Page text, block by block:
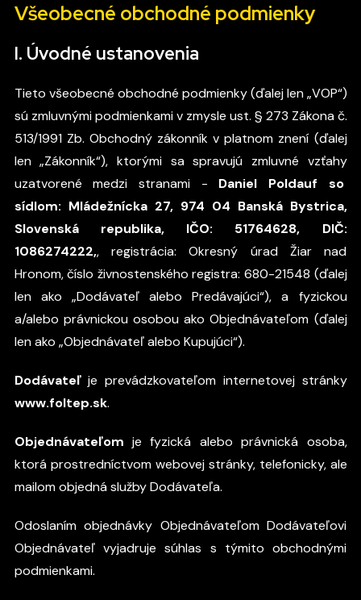
Všeobecné obchodné podmienky
I. Úvodné ustanovenia
Tieto všeobecné obchodné podmienky (ďalej len „VOP“)
sú zmluvnými podmienkami v zmysle ust. § 273 Zákona č.
513/1991 Zb. Obchodný zákonník v platnom znení (ďalej
len „Zákonník“), ktorými sa spravujú zmluvné vzťahy
uzatvorené medzi stranami - Daniel Poldauf so
sídlom: Mládežnícka 27, 974 04 Banská Bystrica,
Slovenská republika, IČO: 51764628, DIČ:
1086274222,, registrácia: Okresný úrad Žiar nad
Hronom, číslo živnostenského registra: 680-21548 (ďalej
len ako „Dodávateľ alebo Predávajúci“), a fyzickou
a/alebo právnickou osobou ako Objednávateľom (ďalej
len ako „Objednávateľ alebo Kupujúci“).
Dodávateľje prevádzkovateľom internetovej stránky
www.foltep.sk.
Objednávateľom je fyzická alebo právnická osoba,
ktorá prostredníctvom webovej stránky, telefonicky, ale
mailom objedná služby Dodávateľa.
Odoslaním objednávky Objednávateľom Dodávateľovi
Objednávateľ vyjadruje súhlas s týmito obchodnými
podmienkami.